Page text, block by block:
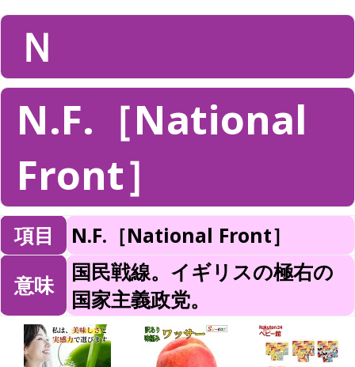
Ｎ
N.F.［National
Front］
項目
N.F.［National Front］
意味
国民戦線。イギリスの極右の
国家主義政党。